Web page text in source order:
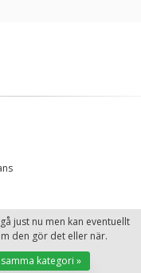
just nu men kan eventuellt
den gör det eller när.
kategori »